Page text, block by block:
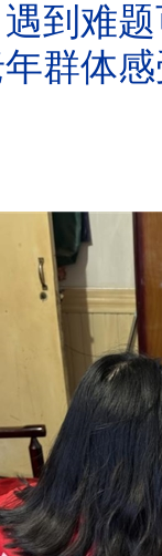
到难
群体